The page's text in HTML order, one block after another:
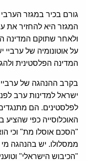
גורם בכיר במגזר
המגזר היא להחזיר את
על אוטונומיה של
המדינה הפלסטינית
בקרב ההנהגה של ערביי
ישראל למדינות ערב
לפלסטינים. הם מתנגדים
האוכלוסייה כפי שהציע
"הסכם אוסלו מת" וכי
ממסלולו. יש בהנהגה
"הכיבוש הישראלי"